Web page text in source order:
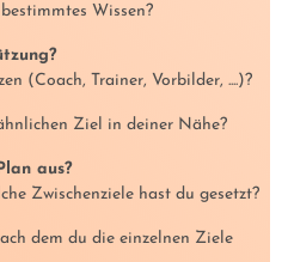
Wissen?
(Coach, Trainer, Vorbilder, ....)?
Ziel in deiner Nähe?
aus?
Zwischenziele hast du gesetzt?
dem du die einzelnen Ziele